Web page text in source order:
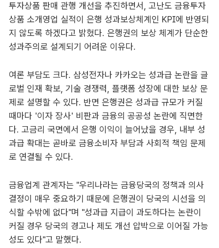
투자상품 판매 관행 개선을 추진하면서, 고난도 금융투자
상품 소개영업 실적이 은행 성과보상체계인 KPI에 반영되
지 않도록 하겠다고 밝혔다. 은행권의 보상 체계가 단순한
성과주의로 설계되기 어려운 이유다.
여론 부담도 크다. 삼성전자나 카카오는 성과급 논란을 글
로벌 인재 확보, 기술 경쟁력, 플랫폼 성장에 대한 보상 문
제로 설명할 수 있다. 반면 은행권은 성과급 규모가 커질
때마다 '이자 장사' 비판과 금융의 공공성 논란에 직면한
다. 고금리 국면에서 은행 이익이 늘어났을 경우, 내부 성
과급 확대는 곧바로 금융소비자 부담과 사회적 책임 문제
로 연결될 수 있다.
금융업계 관계자는 "우리나라는 금융당국의 정책과 의사
결정이 매우 중요하기 때문에 은행권이 당국의 시선을 의
식할 수밖에 없다"며 "성과급 지급이 과도하다는 논란이
커질 경우 당국의 경고나 제도 개선 압박으로 이어질 가능
성도 있다"고 말했다.